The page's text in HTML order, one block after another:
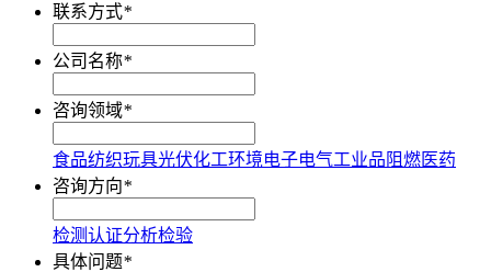
联系方式*
公司名称*
咨询领域*
食品纺织玩具光伏化工环境电子电气工业品 阻燃医药
咨询方向*
检测认证分析检验
具体问题*